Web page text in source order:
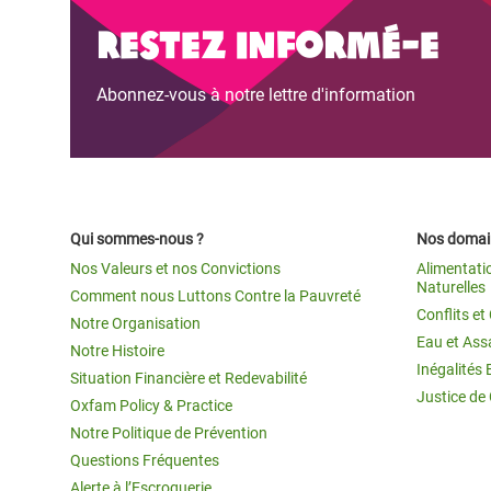
Inégalités Extrêmes et
Services Essentiels
Inequality and Rights in a
Crise
Crise
Mettons Fin à la Souffrance qui se Cache
Derrière notre Alimentation
Les Violences Faites aux Femmes et aux
Restez informé-e
Abonnez-vous à notre lettre d'information
Qui sommes-nous ?
Nos Valeurs et nos Convictions
Comment nous Luttons Contre la Pauvreté
Notre Organisation
Notre Histoire
Situation Financière et Redevabilité
Oxfam Policy & Practice
Notre Politique de Prévention
Questions Fréquentes
Nos
Naturelles
Conflits et
Eau et
Inégalités
Justice de